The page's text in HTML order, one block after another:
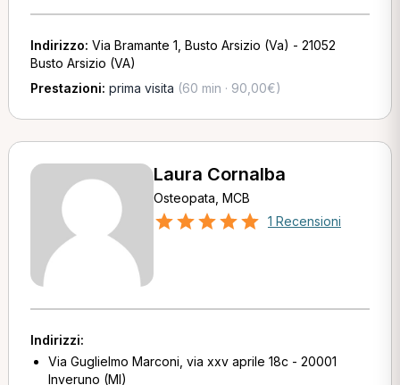
Indirizzo: Via Bramante 1, Busto Arsizio (Va) - 21052
Busto Arsizio (VA)
Prestazioni: prima visita (60 min · 90,00€)
Laura Cornalba
Osteopata, MCB
1 Recensioni
Indirizzi:
Via Guglielmo Marconi, via xxv aprile 18c - 20001
Inveruno (MI)